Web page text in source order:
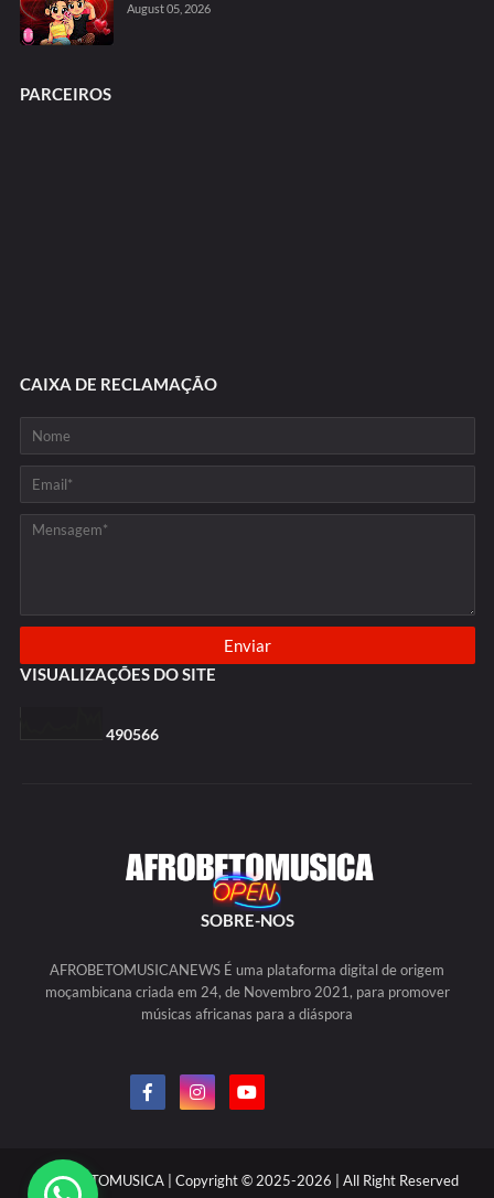
August 05, 2026
PARCEIROS
CAIXA DE RECLAMAÇÃO
VISUALIZAÇÕES DO SITE
490566
SOBRE-NOS
AFROBETOMUSICANEWS É uma plataforma digital de origem
moçambicana criada em 24, de Novembro 2021, para promover
músicas africanas para a diáspora
AFROBETOMUSICA | Copyright © 2025-2026 | All Right Reserved